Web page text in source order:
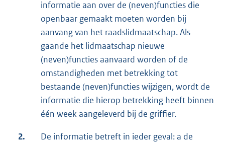
informatie aan over de (neven)functies die
openbaar gemaakt moeten worden bij
aanvang van het raadslidmaatschap. Als
gaande het lidmaatschap nieuwe
(neven)functies aanvaard worden of de
omstandigheden met betrekking tot
bestaande (neven)functies wijzigen, wordt de
informatie die hierop betrekking heeft binnen
één week aangeleverd bij de griffier.
2.
De informatie betreft in ieder geval: a de